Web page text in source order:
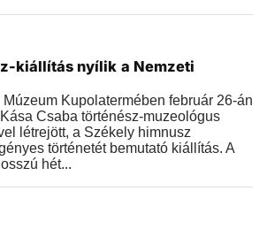
kiállítás nyílik a Nemzeti
Kupolatermében február 26-án
Csaba történész-muzeológus
létrejött, a Székely himnusz
történetét bemutató kiállítás. A
hét...